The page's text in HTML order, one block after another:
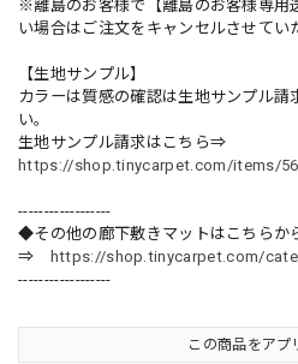
※離島のお客様で【離島のお客様専用
い場合はご注文をキャンセルさせてい
【生地サンプル】
カラーは質感の確認は生地サンプル請
い。
生地サンプル請求はこちら⇒
https://shop.tinycarpet.com/items/
------------------
◆その他の廊下敷きマットはこちらか
⇒
https://shop.tinycarpet.com/
------------------
この商品をアプ